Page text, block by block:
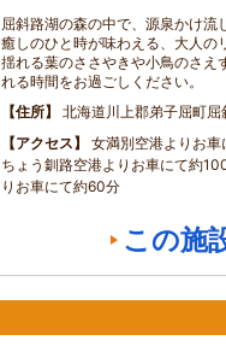
屈斜路湖の森の中で、源泉かけ流
癒しのひと時が味わえる、大人の
揺れる葉のささやきや小鳥のさえ
れる時間をお過ごしください。
住所
北海道川上郡弟子屈町屈
アクセス
女満別空港よりお
ちょう釧路空港よりお車にて約
りお車にて約60分
この施